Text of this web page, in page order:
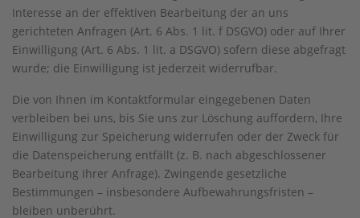
Interesse an der effektiven Bearbeitung der an uns
gerichteten Anfragen (Art. 6 Abs. 1 lit. f DSGVO) oder auf Ihrer
Einwilligung (Art. 6 Abs. 1 lit. a DSGVO) sofern diese abgefragt
wurde; die Einwilligung ist jederzeit widerrufbar.
Die von Ihnen im Kontaktformular eingegebenen Daten
verbleiben bei uns, bis Sie uns zur Löschung auffordern, Ihre
Einwilligung zur Speicherung widerrufen oder der Zweck für
die Datenspeicherung entfällt (z. B. nach abgeschlossener
Bearbeitung Ihrer Anfrage). Zwingende gesetzliche
Bestimmungen – insbesondere Aufbewahrungsfristen –
bleiben unberührt.